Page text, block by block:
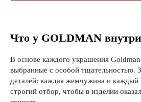
Что у GOLDMAN
В основе каждого украшения
выбранные с особой тщательностью.
деталей: каждая жемчужина и каждый
строгий отбор, чтобы в изделии